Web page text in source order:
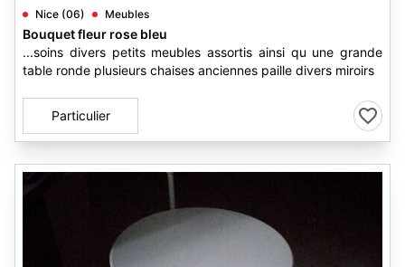
Nice (06) Meubles
Bouquet fleur rose bleu
...soins divers petits meubles assortis ainsi qu une grande
table ronde plusieurs chaises anciennes paille divers miroirs
Particulier